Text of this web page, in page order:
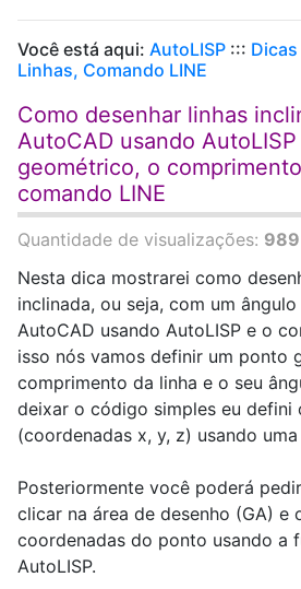
Você está aqui: AutoLISP :::
Linhas, Comando LINE
Como desenhar linhas
AutoCAD usando
geométrico, o
comando LINE
Quantidade de visualizações:
Nesta dica mostrarei como
inclinada, ou seja, com um
AutoCAD usando AutoLISP e o
isso nós vamos definir um ponto
comprimento da linha e o seu
deixar o código simples eu defini
(coordenadas x, y, z) usando
Posteriormente você poderá
clicar na área de desenho (GA) e
coordenadas do ponto usando a
AutoLISP.